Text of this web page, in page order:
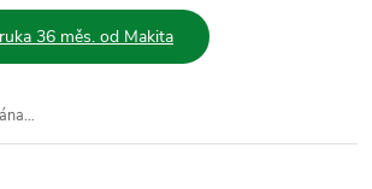
36 měs. od Makita